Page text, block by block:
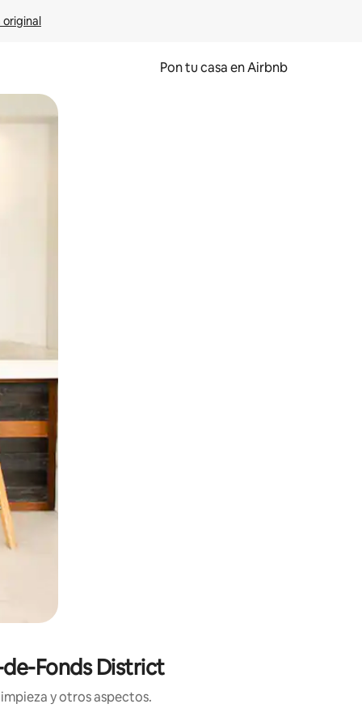
original
Pon tu casa en Airbnb
desliza el dedo.
Fonds District
y otros aspectos.